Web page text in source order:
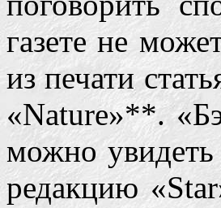
газете не
из печати
«Nature»**.
можно увидеть
редакцию